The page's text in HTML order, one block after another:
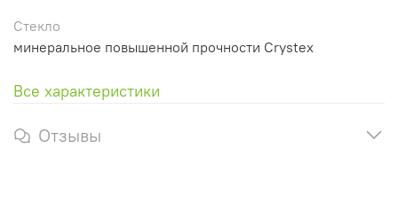
Стекло
минеральное повышенной прочности Crystex
Все характеристики
Отзывы